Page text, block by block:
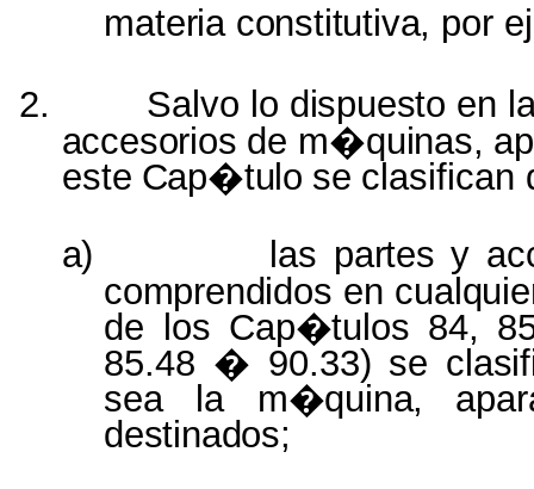
materia constitutiva, por
2.
Salvo lo dispuesto en
accesorios de m�quinas,
este Cap�tulo se clasifican
a)
las partesy
comprendidos en
de los Cap�tulos 84,
85.48 � 90.33) se
sea la m�quina,
destinados;